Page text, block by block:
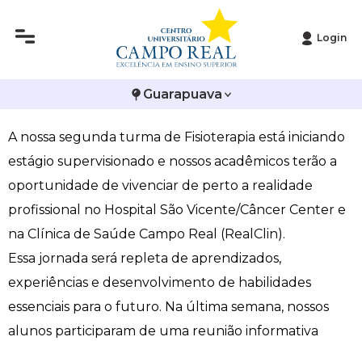
Login
Guarapuava
Inicio do estágio supervisionado da segunda turma
A nossa segunda turma de Fisioterapia está iniciando
estágio supervisionado e nossos acadêmicos terão a
oportunidade de vivenciar de perto a realidade
profissional no Hospital São Vicente/Câncer Center e
na Clínica de Saúde Campo Real (RealClin).
Essa jornada será repleta de aprendizados,
experiências e desenvolvimento de habilidades
essenciais para o futuro. Na última semana, nossos
alunos participaram de uma reunião informativa
Infraestrutura
Editais
Publicações Institucionais
Arquitetura e Urbanismo
Biomedicina
Ciências Contábeis
Direito
Enfermagem
Engenharia Agronômica
Vestibular de Inverno
Vestibular de Medicina
2ª Via de Boleto
Atestado de Matrícula
Atividades Complementares e Sociais
Biblioteca
Calendário Acadêmico
Calendário de Provas
Carteirinha de Estudante
Avalie a Campo Real
Bolsas e Incentivos
CPA
COLAP
Comissão de Ética no Uso de Animais
Comitê de Ética em Pesquisa
Diploma Digital